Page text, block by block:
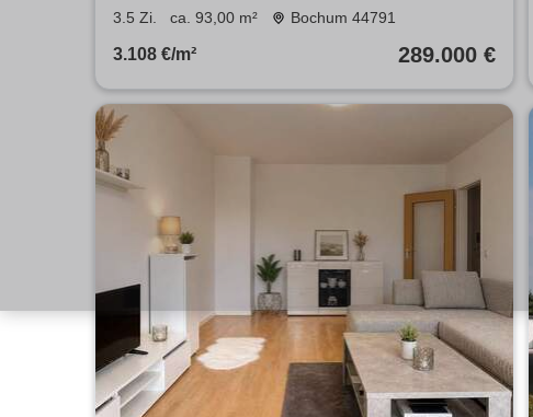
Bochum zu verkaufen
3.5 Zi. ca. 93,00 m² Bochum 44791
3.108 €/m² 289.000 €